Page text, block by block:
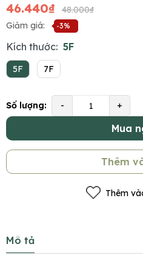
46.440₫
48.000₫
Giảm giá:
-3%
Kích thước: 5F
5F 7F
Số lượng: - +
Mua
Thêm
Thêm
Mô tả